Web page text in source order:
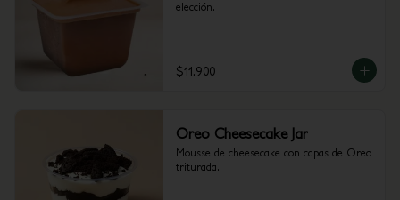
elección.
$11.900
Oreo Cheesecake Jar
Mousse de cheesecake con capas de Oreo
triturada.